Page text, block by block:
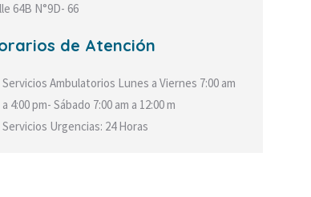
64B N°9D- 66
de Atención
Servicios Ambulatorios Lunes a Viernes 7:00 am
a 4:00 pm- Sábado 7:00 am a 12:00 m
Servicios Urgencias: 24 Horas